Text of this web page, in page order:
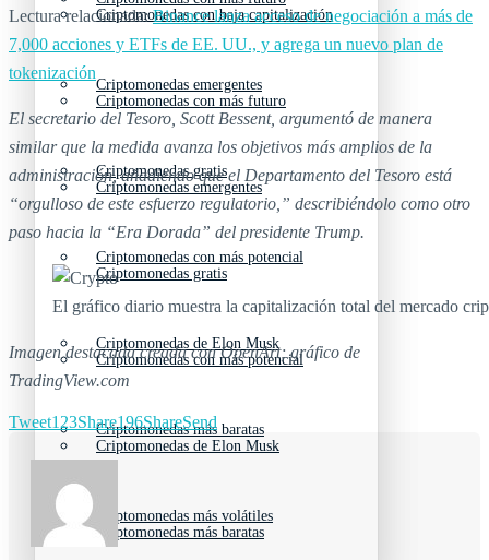
Criptomonedas emergentes
Criptomonedas gratis
Criptomonedas con más potencial
Criptomonedas de Elon Musk
Criptomonedas más baratas
Criptomonedas más volátiles
Criptomonedas con baja capitalización
Criptomonedas con más futuro
Criptomonedas emergentes
Criptomonedas gratis
Criptomonedas con más potencial
Criptomonedas de Elon Musk
Criptomonedas más baratas
Lectura relacionada:Binance lanza acceso de negociación a más de
7,000 acciones y ETFs de EE. UU., y agrega un nuevo plan de
tokenización
El secretario del Tesoro, Scott Bessent, argumentó de manera
similar que la medida avanza los objetivos más amplios de la
administración, añadiendo que el Departamento del Tesoro está
“orgulloso de este esfuerzo regulatorio,” describiéndolo como otro
paso hacia la “Era Dorada” del presidente Trump.
El gráfico diario muestra la capitalización total del mercado
Imagen destacada creada con OpenArt; gráfico de
TradingView.com
Tweet123Share196ShareSend